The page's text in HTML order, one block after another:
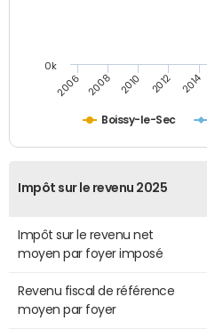
Boissy-le-Sec
2006 2008 2010 2012 2014
0k
Impôt sur le revenu 2025
Impôt sur le revenu net
moyen par foyer imposé
Revenu fiscal de référence
moyen par foyer